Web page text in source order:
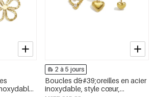
2 à 5 jours
Boucles d&#39;oreilles en acier
inoxydable, style cœur,